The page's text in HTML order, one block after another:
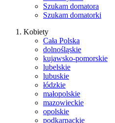
Szukam domatora
Szukam domatorki
Kobiety
Cała Polska
dolnośląskie
kujawsko-pomorskie
lubelskie
lubuskie
łódzkie
małopolskie
mazowieckie
opolskie
podkarpackie